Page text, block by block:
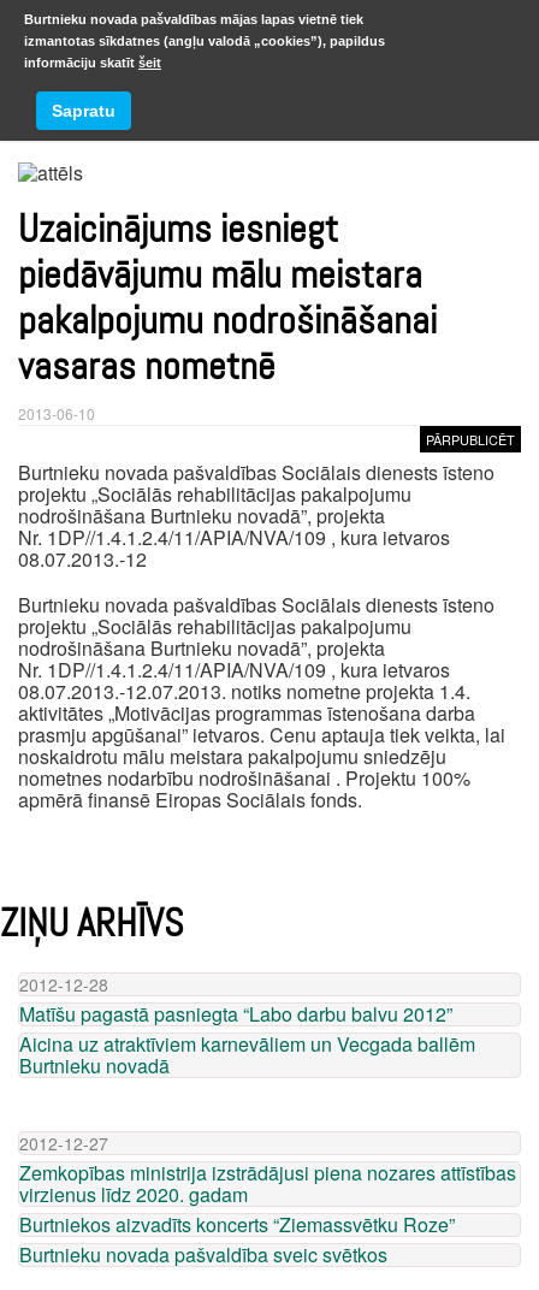
Jaunumi
Uzaicinājums iesniegt
piedāvājumu mālu meistara
pakalpojumu nodrošināšanai
vasaras nometnē
2013-06-10
PĀRPUBLICĒT
Burtnieku novada pašvaldības Sociālais dienests īsteno
projektu „Sociālās rehabilitācijas pakalpojumu
nodrošināšana Burtnieku novadā”, projekta
Nr. 1DP//1.4.1.2.4/11/APIA/NVA/109 , kura ietvaros
08.07.2013.-12
Burtnieku novada pašvaldības Sociālais dienests īsteno
projektu „Sociālās rehabilitācijas pakalpojumu
nodrošināšana Burtnieku novadā”, projekta
Nr. 1DP//1.4.1.2.4/11/APIA/NVA/109 , kura ietvaros
08.07.2013.-12.07.2013. notiks nometne projekta 1.4.
aktivitātes „Motivācijas programmas īstenošana darba
prasmju apgūšanai” ietvaros. Cenu aptauja tiek veikta, lai
noskaidrotu mālu meistara pakalpojumu sniedzēju
nometnes nodarbību nodrošināšanai . Projektu 100%
apmērā finansē Eiropas Sociālais fonds.
ZIŅU ARHĪVS
2012-12-28
Matīšu pagastā pasniegta “Labo darbu balvu 2012”
Aicina uz atraktīviem karnevāliem un Vecgada ballēm
Burtnieku novadā
2012-12-27
Zemkopības ministrija izstrādājusi piena nozares attīstības
virzienus līdz 2020. gadam
Burtniekos aizvadīts koncerts “Ziemassvētku Roze”
Burtnieku novada pašvaldība sveic svētkos
Burtnieku novada pašvaldības mājas lapas vietnē tiek
izmantotas sīkdatnes (angļu valodā „cookies”), papildus
informāciju skatīt šeit
Sapratu